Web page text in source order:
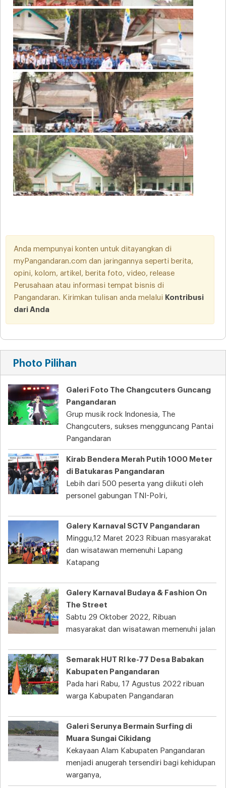
Anda mempunyai konten untuk ditayangkan di
myPangandaran.com dan jaringannya seperti berita,
opini, kolom, artikel, berita foto, video, release
Perusahaan atau informasi tempat bisnis di
Pangandaran. Kirimkan tulisan anda melalui Kontribusi
dari Anda
Photo Pilihan
Galeri Foto The Changcuters Guncang
Pangandaran
Grup musik rock Indonesia, The
Changcuters, sukses mengguncang Pantai
Pangandaran
Kirab Bendera Merah Putih 1000 Meter
di Batukaras Pangandaran
Lebih dari 500 peserta yang diikuti oleh
personel gabungan TNI-Polri,
Galery Karnaval SCTV Pangandaran
Minggu,12 Maret 2023 Ribuan masyarakat
dan wisatawan memenuhi Lapang
Katapang
Galery Karnaval Budaya & Fashion On
The Street
Sabtu 29 Oktober 2022, Ribuan
masyarakat dan wisatawan memenuhi jalan
Semarak HUT RI ke-77 Desa Babakan
Kabupaten Pangandaran
Pada hari Rabu, 17 Agustus 2022 ribuan
warga Kabupaten Pangandaran
Galeri Serunya Bermain Surfing di
Muara Sungai Cikidang
Kekayaan Alam Kabupaten Pangandaran
menjadi anugerah tersendiri bagi kehidupan
warganya,